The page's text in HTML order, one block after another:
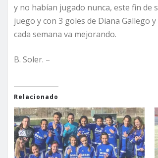
y no habían jugado nunca, este fin de
juego y con 3 goles de Diana Gallego
cada semana va mejorando.
B. Soler. –
Relacionado